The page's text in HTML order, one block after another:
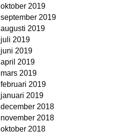
oktober 2019
september 2019
augusti 2019
juli 2019
juni 2019
april 2019
mars 2019
februari 2019
januari 2019
december 2018
november 2018
oktober 2018